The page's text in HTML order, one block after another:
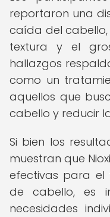
reportaron una
caída del
textura y el
hallazgos
como un
aquellos que
cabello y reducir
Si bien los
muestran que
efectivas para
de cabello, es
necesidades